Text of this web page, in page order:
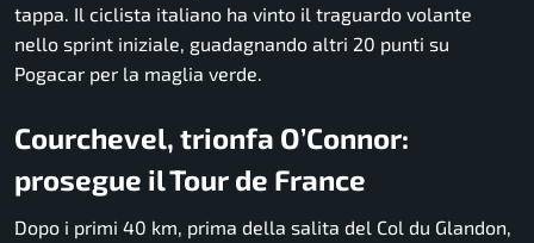
tappa. Il ciclista italiano ha vinto il traguardo volante
nello sprint iniziale, guadagnando altri 20 punti su
Pogacar per la maglia verde.
Courchevel, trionfa O’Connor:
prosegue il Tour de France
Dopo i primi 40 km, prima della salita del Col du Glandon,